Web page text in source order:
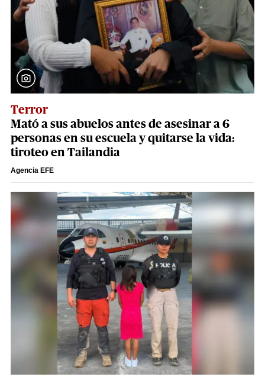
Terror
Mató a sus abuelos antes de asesinar a 6
personas en su escuela y quitarse la vida:
tiroteo en Tailandia
Agencia EFE